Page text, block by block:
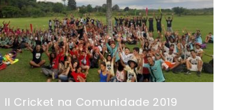
II Cricket na Comunidade 2019